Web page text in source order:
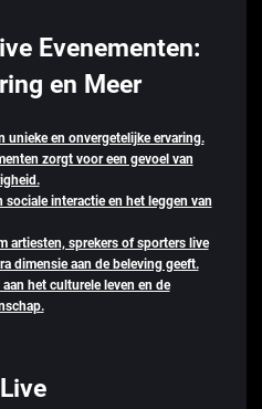
Evenementen:
en Meer
unieke en onvergetelijke ervaring.
zorgt voor een gevoel van
interactie en het leggen van
artiesten, sprekers of sporters live
dimensie aan de beleving geeft.
het culturele leven en de